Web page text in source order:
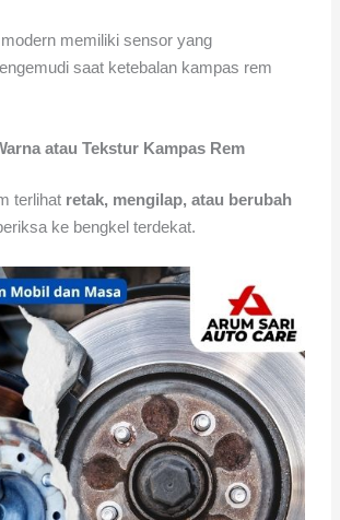
memiliki sensor yang
saat ketebalan kampas rem
atau Tekstur Kampas Rem
terlihat retak, mengilap, atau berubah
ke bengkel terdekat.